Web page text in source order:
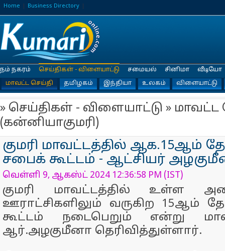
Home Business Directory
நம் நகரம்
செய்திகள் - விளையாட்டு
மாவட்ட செய்தி
தமிழகம் இந்தியா உலகம் விளையாட்டு
சமையல் சினிமா வீடியோ
» செய்திகள் - விளையாட்டு » மாவட்ட
(கன்னியாகுமரி)
குமரி மாவட்டத்தில் ஆக.15ஆம்
சபைக் கூட்டம் - ஆட்சியர்
வெள்ளி 9, ஆகஸ்ட் 2024 12:36:58 PM (IST)
குமரி மாவட்டத்தில் உள்ள
ஊராட்சிகளிலும் வருகிற 15ஆம்
கூட்டம் நடைபெறும் என்று
ஆர்.அழகுமீனா தெரிவித்துள்ளார்.